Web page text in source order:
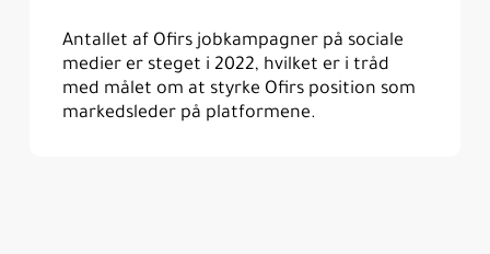
Antallet af Ofirs jobkampagner på sociale
medier er steget i 2022, hvilket er i tråd
med målet om at styrke Ofirs position som
markedsleder på platformene.